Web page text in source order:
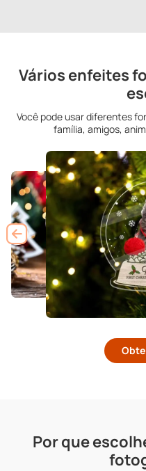
Vários enfeites
Você pode usar diferentes
família, amigos,
Por que